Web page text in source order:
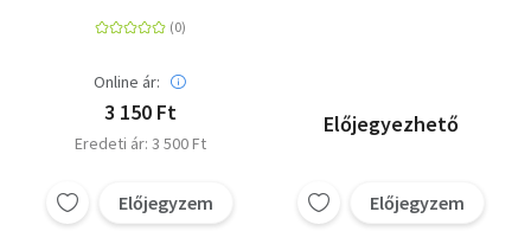
Online ár:
3 150 Ft
Eredeti ár: 3 500 Ft
Előjegyzem
Előjegyezhető
Előjegyzem